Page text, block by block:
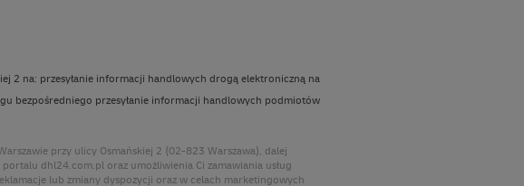
2 na: przesyłanie informacji handlowych drogą elektroniczną na
bezpośredniego przesyłanie informacji handlowych podmiotów
przy ulicy Osmańskiej 2 (02-823 Warszawa), dalej
portalu dhl24.com.pl oraz umożliwienia Ci zamawiania usług
lub zmiany dyspozycji oraz w celach marketingowych